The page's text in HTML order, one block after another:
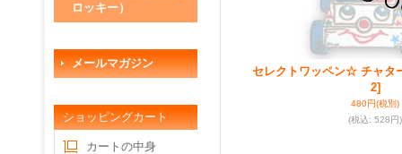
ロッキー）
メールマガジン
ショッピングカート
カートの中身
セレクトワッペン☆ チャタ
2]
480円(税別)
(税込: 528円)